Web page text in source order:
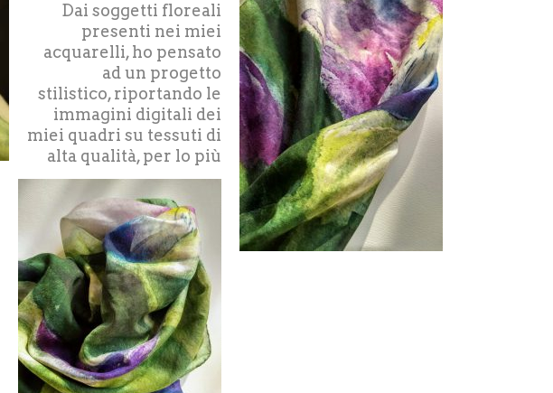
Dai soggetti floreali
presenti nei miei
acquarelli, ho pensato
ad un progetto
stilistico, riportando le
immagini digitali dei
miei quadri su tessuti di
alta qualità, per lo più